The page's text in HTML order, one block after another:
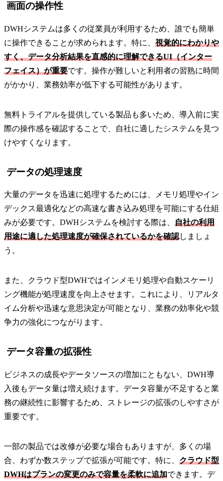
画面の操作性
DWHシステムは多くの従業員が利用するため、誰でも簡単
に操作できることが求められます。特に、 視覚的にわかりや
すく、データ分析結果を直感的に理解できるUI（インター
フェイス）が重要です。操作が難しいと利用者の習熟に時間
がかかり、業務効率が低下する可能性があります。
無料トライアルを提供している製品も多いため、導入前に実
際の操作感を確認することで、自社に適したシステムを見つ
けやすくなります。
データの処理速度
大量のデータを迅速に処理するためには、メモリ処理やイン
デックス最適化などの高速な書き込み処理を可能にする仕組
みが必要です。DWHシステムを検討する際は、 自社の利用
用途に適した処理速度が確保されているかを確認しましょ
う。
また、クラウド型DWHではインメモリ処理や自動スケーリ
ング機能が処理速度を向上させます。これにより、リアルタ
イム分析や迅速な意思決定が可能となり、業務の効率化や競
争力の強化につながります。
データ容量の拡張性
ビジネスの成長やデータソースの増加にともない、DWH導
入後もデータ量は増え続けます。データ容量が不足すると業
務の継続性に影響するため、ストレージの拡張のしやすさが
重要です。
一部の製品では改修が必要な場合もありますが、多くの場
合、わずか数ステップで拡張が可能です。特に、 クラウド型
DWHはプランの変更のみで容量を柔軟に追加できます。デ